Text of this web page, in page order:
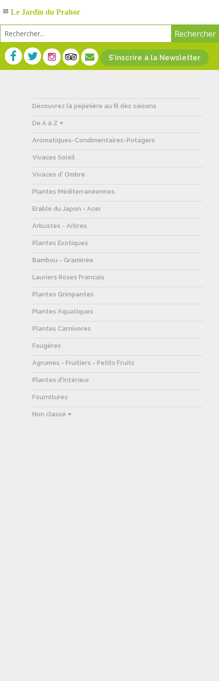
S'inscrire à la Newsletter
Découvrez la pépinière au fil des saisons
De A à Z
Aromatiques-Condimentaires-Potagers
Vivaces Soleil
Vivaces d' Ombre
Plantes Méditerranéennes
Erable du Japon - Acer
Arbustes - Arbres
Plantes Exotiques
Bambou - Graminée
Lauriers Roses Francais
Plantes Grimpantes
Plantes Aquatiques
Plantes Carnivores
Fougères
Agrumes - Fruitiers - Petits Fruits
Plantes d'intérieur
Fournitures
Non classé
Le Jardin du Prahor